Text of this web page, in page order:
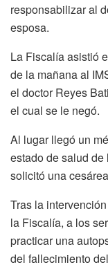
responsabilizar al
esposa.
La Fiscalía asistió
de la mañana al
el doctor Reyes
el cual se le negó.
Al lugar llegó un
estado de salud
solicitó una
Tras la
la Fiscalía, a los
practicar una
del fallecimiento